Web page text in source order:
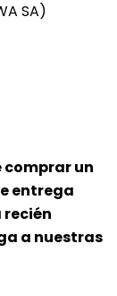
SA)
comprar un
entrega
a nuestras